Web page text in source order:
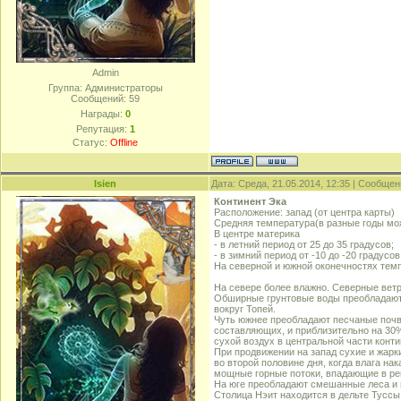
Admin
Группа: Администраторы
Сообщений: 59
Награды: 0
Репутация: 1
Статус: Offline
Isien Дата: Среда, 21.05.2014, 12:35 |
Континент Эка
Расположение: запад (от центра карты)
Средняя температура(в разные годы
В центре материка
- в летний период от 25 до 35 градусов;
- в зимний период от -10 до -20
На северной и южной оконечностях
На севере более влажно. Северные
Обширные грунтовые воды
вокруг Топей.
Чуть южнее преобладают песчаные
составляющих, и приблизительно на
сухой воздух в центральной части
При продвижении на запад сухие и
во второй половине дня, когда влага
мощные горные потоки, впадающие в
На юге преобладают смешанные леса
Столица Нэит находится в дельте